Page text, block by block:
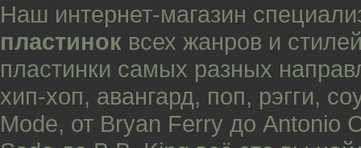
Наш интернет-магазин
пластинок всех жанров и
пластинки самых разных
хип-хоп, авангард, поп, рэгги,
Mode, от Bryan Ferry до Antonio